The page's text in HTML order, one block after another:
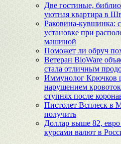
Две гостиные,
уютная квартира в
Раковина-кувшинка:
установке при
машиной
Поможет ли обруч
Ветеран BioWare
стала отличным
Иммунолог Крючков
нарушением
ступнях после
Пистолет Всплеск в
получить
Доллар выше 82,
курсами валют в